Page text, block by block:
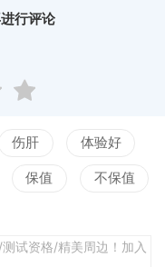
张地图都忠实还原
地形。扮演北越军
选择自己的角色，
50人的强大阵营团
通，积极协作，
直插敌人的软肋。
命令和战术去应对
，作为一整个团队
行评论
伤肝 体验好
保值 不保值
试资格/精美周边！加入